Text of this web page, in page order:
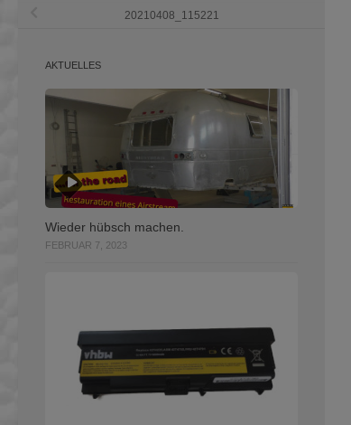
20210408_115221
AKTUELLES
Wieder hübsch machen.
FEBRUAR 7, 2023